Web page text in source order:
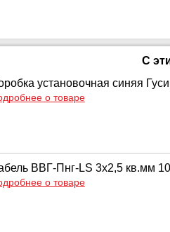
С
установочная синяя
о товаре
ВВГ-Пнг-LS 3х2,5 кв.мм
о товаре